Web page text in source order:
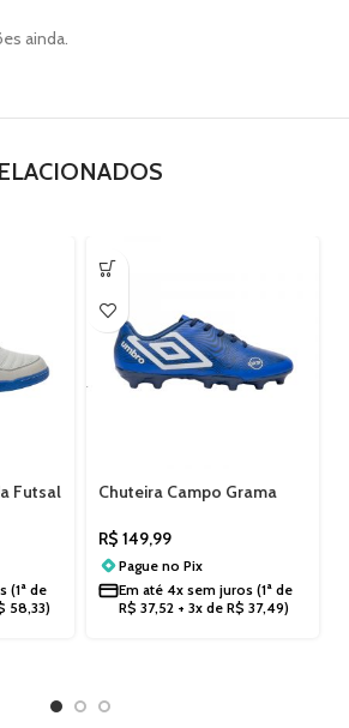
ainda.
Futsal
(1ª de
58,33)
Chuteira Campo Grama
Campo U01FB00189
R$ 149,99
Pague no Pix
Em até 4x sem juros (1ª de
R$ 37,52 + 3x de R$ 37,49)